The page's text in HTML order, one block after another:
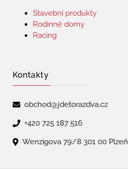
Stavební produkty
Rodinné domy
Racing
Kontakty
obchod@jdetorazdva.cz
+420 725 187 516
Wenzigova 79/8 301 00 Plzeň